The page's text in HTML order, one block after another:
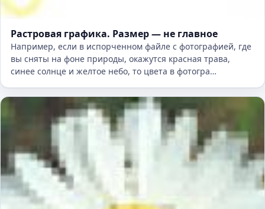
Растровая графика. Размер — не главное
Например, если в испорченном файле с фотографией, где
вы сняты на фоне природы, окажутся красная трава,
синее солнце и желтое небо, то цвета в фотогра…